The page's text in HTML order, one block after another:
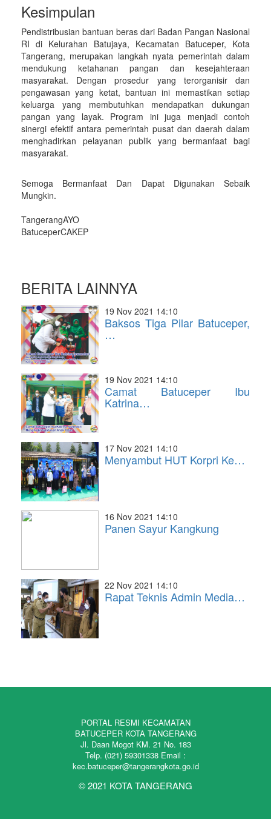
Kesimpulan
Pendistribusian bantuan beras dari Badan Pangan Nasional
RI di Kelurahan Batujaya, Kecamatan Batuceper, Kota
Tangerang, merupakan langkah nyata pemerintah dalam
mendukung ketahanan pangan dan kesejahteraan
masyarakat. Dengan prosedur yang terorganisir dan
pengawasan yang ketat, bantuan ini memastikan setiap
keluarga yang membutuhkan mendapatkan dukungan
pangan yang layak. Program ini juga menjadi contoh
sinergi efektif antara pemerintah pusat dan daerah dalam
menghadirkan pelayanan publik yang bermanfaat bagi
masyarakat.
Semoga Bermanfaat Dan Dapat Digunakan Sebaik
Mungkin.
TangerangAYO
BatuceperCAKEP
BERITA LAINNYA
19 Nov 2021 14:10
Baksos Tiga Pilar Batuceper,
…
19 Nov 2021 14:10
Camat Batuceper Ibu
Katrina…
17 Nov 2021 14:10
Menyambut HUT Korpri Ke…
16 Nov 2021 14:10
Panen Sayur Kangkung
22 Nov 2021 14:10
Rapat Teknis Admin Media…
PORTAL RESMI KECAMATAN
BATUCEPER KOTA TANGERANG
Jl. Daan Mogot KM. 21 No. 183
Telp. (021) 59301338 Email :
kec.batuceper@tangerangkota.go.id
© 2021 KOTA TANGERANG